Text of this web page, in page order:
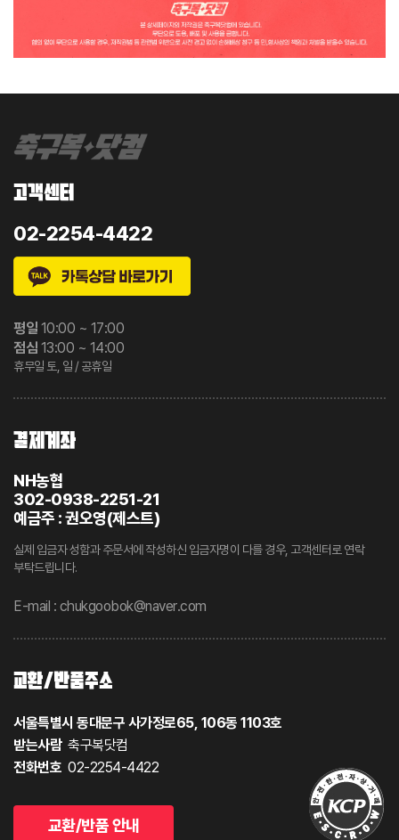
고객센터
02-2254-4422
평일10:00 ~ 17:00
점심13:00 ~ 14:00
휴무일 토, 일 / 공휴일
결제계좌
NH농협
302-0938-2251-21
예금주 : 권오영(제스트)
실제 입금자 성함과 주문서에 작성하신 입금자명이 다를 경우, 고객센터로 연락
부탁드립니다.
E-mail : chukgoobok@naver.com
교환/반품주소
서울특별시 동대문구 사가정로65, 106동 1103호
받는사람축구복닷컴
전화번호 02-2254-4422
교환/반품 안내